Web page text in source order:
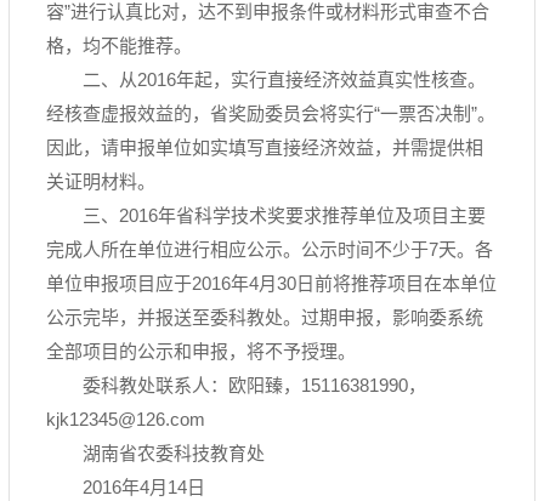
容”进行认真比对，达不到申报条件或材料形式审查不合
格，均不能推荐。
二、从2016年起，实行直接经济效益真实性核查。
经核查虚报效益的，省奖励委员会将实行“一票否决制”。
因此，请申报单位如实填写直接经济效益，并需提供相
关证明材料。
三、2016年省科学技术奖要求推荐单位及项目主要
完成人所在单位进行相应公示。公示时间不少于7天。各
单位申报项目应于2016年4月30日前将推荐项目在本单位
公示完毕，并报送至委科教处。过期申报，影响委系统
全部项目的公示和申报，将不予授理。
委科教处联系人：欧阳臻，15116381990，
kjk12345@126.com
湖南省农委科技教育处
2016年4月14日